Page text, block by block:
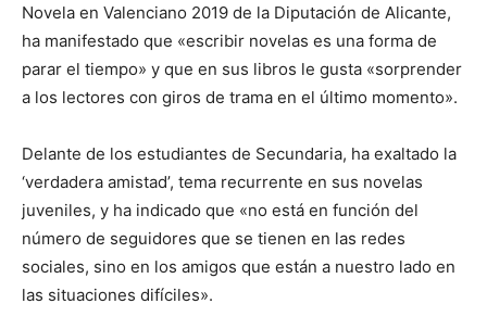
Novela en Valenciano 2019 de la Diputación de Alicante,
ha manifestado que «escribir novelas es una forma de
parar el tiempo» y que en sus libros le gusta «sorprender
a los lectores con giros de trama en el último momento».
Delante de los estudiantes de Secundaria, ha exaltado la
‘verdadera amistad’, tema recurrente en sus novelas
juveniles, y ha indicado que «no está en función del
número de seguidores que se tienen en las redes
sociales, sino en los amigos que están a nuestro lado en
las situaciones difíciles».